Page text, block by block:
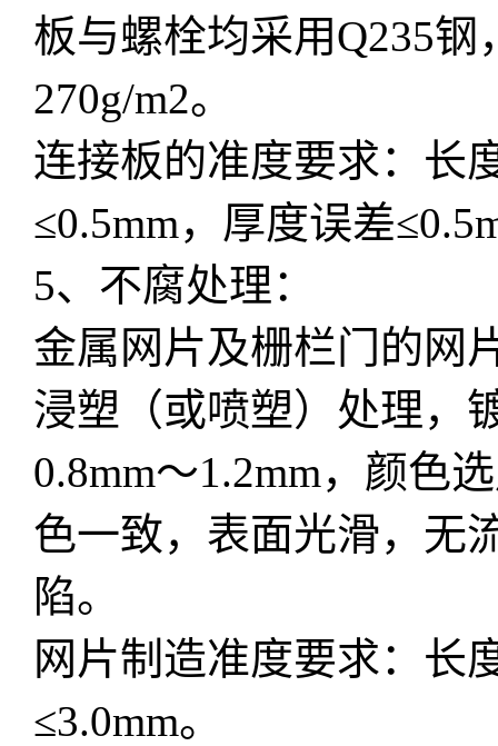
板与螺栓均采用Q235
270g/m2。
连接板的准度要求：长
≤0.5mm，厚度误差
5、不腐处理：
金属网片及栅栏门的网
浸塑（或喷塑）处理，
0.8mm～1.2mm，颜色
色一致，表面光滑，无
陷。
网片制造准度要求：长
≤3.0mm。